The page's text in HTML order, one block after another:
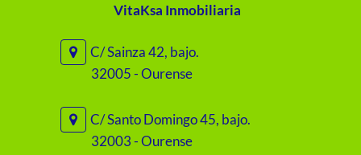
VitaKsa Inmobiliaria
C/ Sainza 42, bajo.
32005 - Ourense
C/ Santo Domingo 45, bajo.
32003 - Ourense